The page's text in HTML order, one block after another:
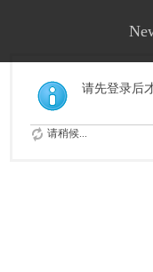
请先登录后
请稍候...